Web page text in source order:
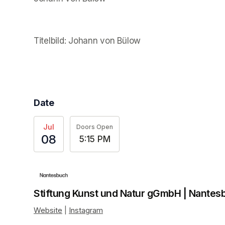
(opens in a new tab)
Titelbild: Johann von Bülow
Date
Jul
08
Doors Open
5:15 PM
Stiftung Kunst und Natur gGmbH |
Website (opens in a new tab)
Instagram